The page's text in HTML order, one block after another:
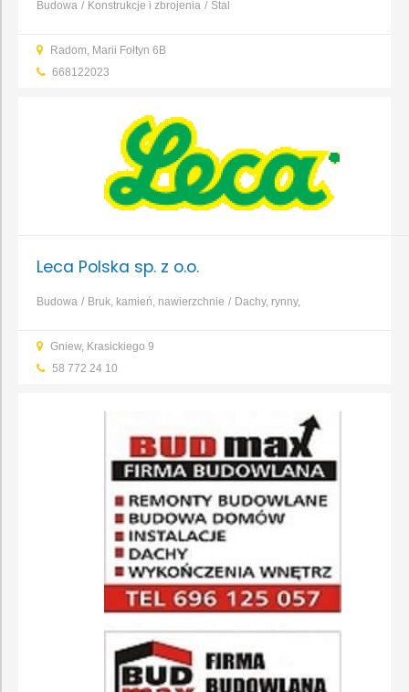
Budowa Konstrukcje i zbrojenia Stal
Radom, Marii Fołtyn 6B
668122023
Leca Polska sp. z o.o.
Budowa Bruk, kamień, nawierzchnie
Dachy, rynny,
ziemne, wykopy
Garaże, wiaty, bramy garażowe
systemy kominowe
Gniew, Krasickiego 9
58 772 24 10